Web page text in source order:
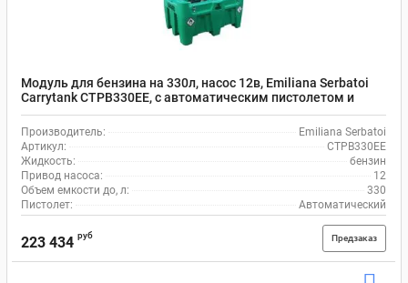
Модуль для бензина на 330л, насос 12в, Emiliana Serbatoi
Carrytank CTPB330EE, с автоматическим пистолетом и
шлангом на 4 м
Производитель:
Emiliana Serbatoi
Артикул:
CTPB330EE
Жидкость:
бензин
Привод насоса:
12
Объем емкости до, л:
330
Пистолет:
Автоматический
223 434 руб Предзаказ